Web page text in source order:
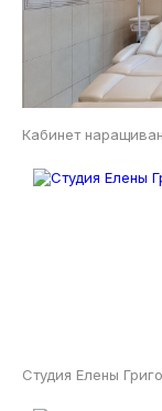
Кабинет
Студия Елены